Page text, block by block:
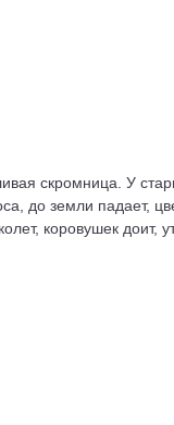
скромница. У
до земли падает,
коровушек доит,